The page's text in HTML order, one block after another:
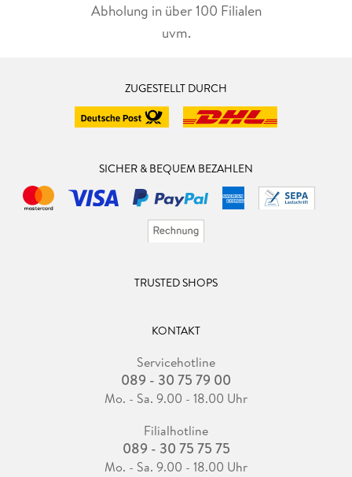
Abholung in über 100 Filialen
uvm.
ZUGESTELLT DURCH
SICHER & BEQUEM BEZAHLEN
TRUSTED SHOPS
KONTAKT
Servicehotline
089 - 30 75 79 00
Mo. - Sa. 9.00 - 18.00 Uhr
Filialhotline
089 - 30 75 75 75
Mo. - Sa. 9.00 - 18.00 Uhr